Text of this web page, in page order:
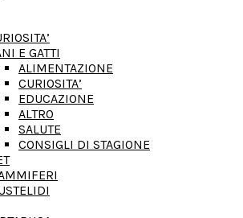
E GATTI
ALIMENTAZIONE
CURIOSITA’
EDUCAZIONE
ALTRO
SALUTE
CONSIGLI DI STAGIONE